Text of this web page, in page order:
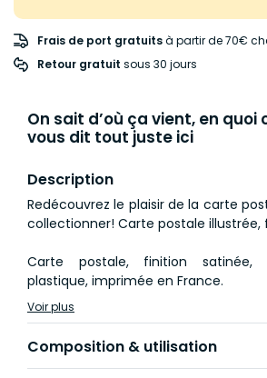
Frais de port gratuitsà partir de 70€
Retour gratuit sous 30 jours
On sait d’où ça vient, en quoi
vous dit tout juste ici
Description
Redécouvrez le plaisir de la carte
collectionner! Carte postale illustrée,
Carte postale, finition satinée,
plastique, imprimée en France.
Voir plus
Composition & utilisation